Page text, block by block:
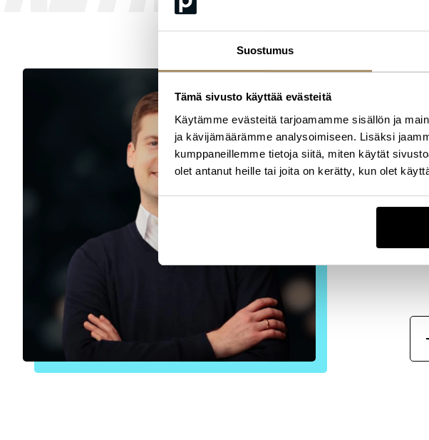
Suostumus
Tämä sivusto käyttää evästeitä
Käytämme evästeitä tarjoamamme sisällön ja
ja kävijämäärämme analysoimiseen. Lisäksi
kumppaneillemme tietoja siitä, miten käytät
olet antanut heille tai joita on kerätty, kun olet